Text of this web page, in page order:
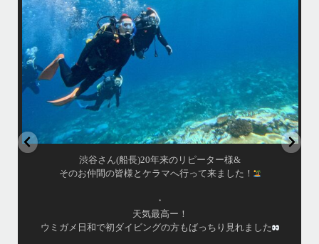
＊＊＊
アイランドメッセージは北谷町の浜川漁港を拠点に、中部発着の国立公
園指定の慶良間諸島(#ケラマ)の日帰り#ダイビング・#スノーケリング
ツアーを開催しているマリンショップです
女性インストラスターも常勤です
10月 17
渋谷さん(船長)20年来のリピーター様&
そのお仲間の皆様とケラマへ行って来ました！
・
天気最高ー！
ウミガメ日和で初ダイビングの方もばっちり見れました